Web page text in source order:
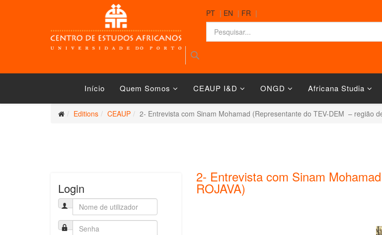
PT | EN | FR |
Início Quem Somos CEAUP I&D ONGD Africana Studia
Editions CEAUP 2- Entrevista com Sinam Mohamad (Representante do TEV-DEM – região
Login
2- Entrevista com Sinam
ROJAVA)